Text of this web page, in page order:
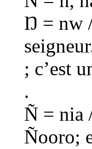
Ŋ = nw
; c’est
.
Ñ = nia
Ñooro;